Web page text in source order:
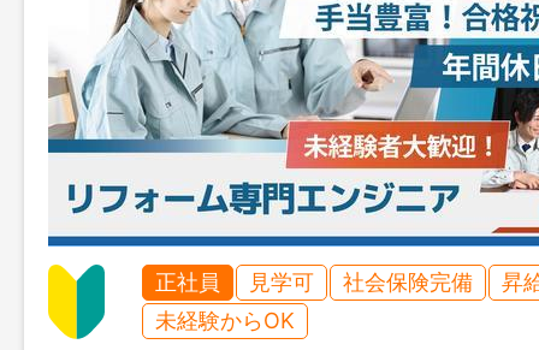
正社員 見学可 社会保険完備
昇
未経験からOK